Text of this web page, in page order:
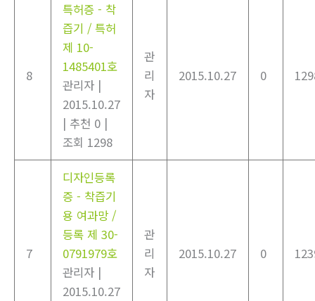
8
특허증 - 착
즙기 / 특허
제 10-
1485401호
관리자 |
2015.10.27
| 추천 0 |
조회 1298
관
리
자
2015.10.27 0
7
디자인등록
증 - 착즙기
용 여과망 /
등록 제 30-
0791979호
관리자 |
2015.10.27
관
리
자
2015.10.27 0